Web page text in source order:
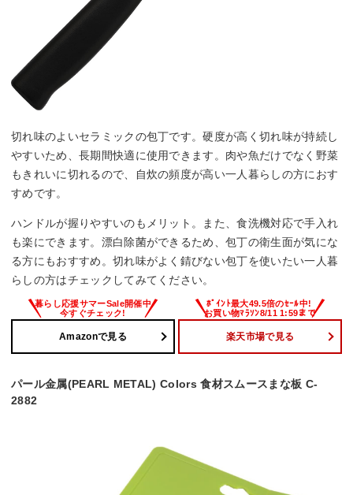
切れ味のよいセラミックの包丁です。硬度が高く切れ味が持続し
やすいため、長期間快適に使用できます。肉や魚だけでなく野菜
もきれいに切れるので、自炊の頻度が高い一人暮らしの方におす
すめです。
ハンドルが握りやすいのもメリット。また、食洗機対応で手入れ
も楽にできます。漂白除菌ができるため、包丁の衛生面が気にな
る方にもおすすめ。切れ味がよく錆びない包丁を使いたい一人暮
らしの方はチェックしてみてください。
Amazonで見る 楽天市場で見る
パール金属(PEARL METAL) Colors 食材スムースまな板 C-
2882